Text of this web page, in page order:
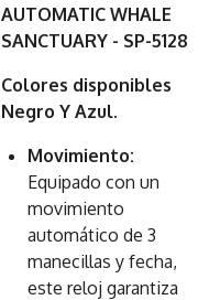
AUTOMATIC WHALE
SANCTUARY - SP-5128
Colores disponibles
Negro Y Azul.
Movimiento:
Equipado con un
movimiento
automático de 3
manecillas y fecha,
este reloj garantiza